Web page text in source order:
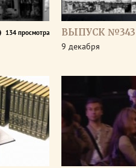
134 просмотра ВЫПУСК №343
9 декабря